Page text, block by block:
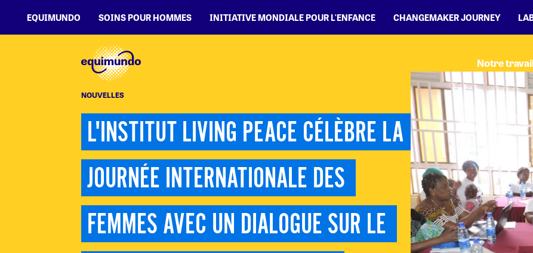
EQUIMUNDO SOINS POUR HOMMES INITIATIVE MONDIALE POUR L'ENFANCE CHANGEMAKER JOURNEY
Notre
NOUVELLES
L'INSTITUT LIVING PEACE CÉLÈBRE LA
JOURNÉE INTERNATIONALE DES
FEMMES AVEC UN DIALOGUE SUR LE